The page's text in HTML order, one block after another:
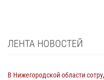
ЛЕНТА НОВОСТЕЙ
В Нижегородской области